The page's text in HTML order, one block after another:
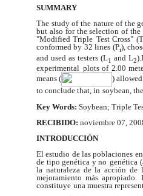
SUMMARY
The study of the nature of the
but also for the selection of the
"Modified Triple Test Cross"
conformed by 32 lines (Pi),
and used as testers (L1 and L2
experimental plots of 2.00
means (
)
to conclude that, in soybean,
Key Words: Soybean; Triple
RECIBIDO: noviembre 07,
INTRODUCCIÓN
El estudio de las poblaciones
de tipo genética y no genética
la naturaleza de la acción de
mejoramiento más apropiado.
constituye una muestra